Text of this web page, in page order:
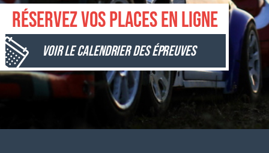
Réservez vos places en ligne
Voir le calendrier des épreuves